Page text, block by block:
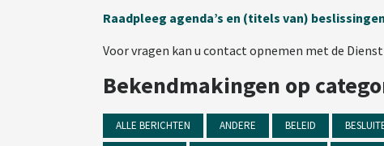
Raadpleeg agenda’s en (titels van)
Voor vragen kan u contact opnemen met de
Bekendmakingen op
ALLE BERICHTEN ANDERE BELEID